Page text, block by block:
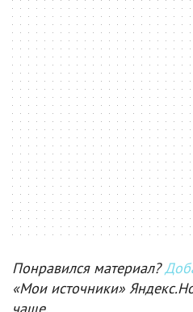
Понравился материал?
«Мои источники»